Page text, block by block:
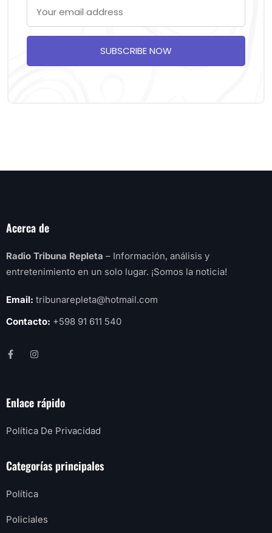
SUBSCRIBE NOW
Acerca de
Radio Tribuna Repleta – Información, análisis y
entretenimiento en un solo lugar. ¡Somos la noticia!
Email: tribunarepleta@hotmail.com
Contacto: +598 91 611 540
Enlace rápido
Política De Privacidad
Categorías principales
Política
Policiales